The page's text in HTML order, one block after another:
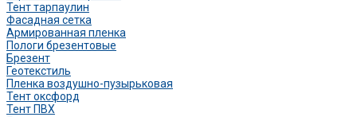
Тент тарпаулин
Фасадная сетка
Армированная пленка
Пологи брезентовые
Брезент
Геотекстиль
Пленка воздушно-пузырьковая
Тент оксфорд
Тент ПВХ